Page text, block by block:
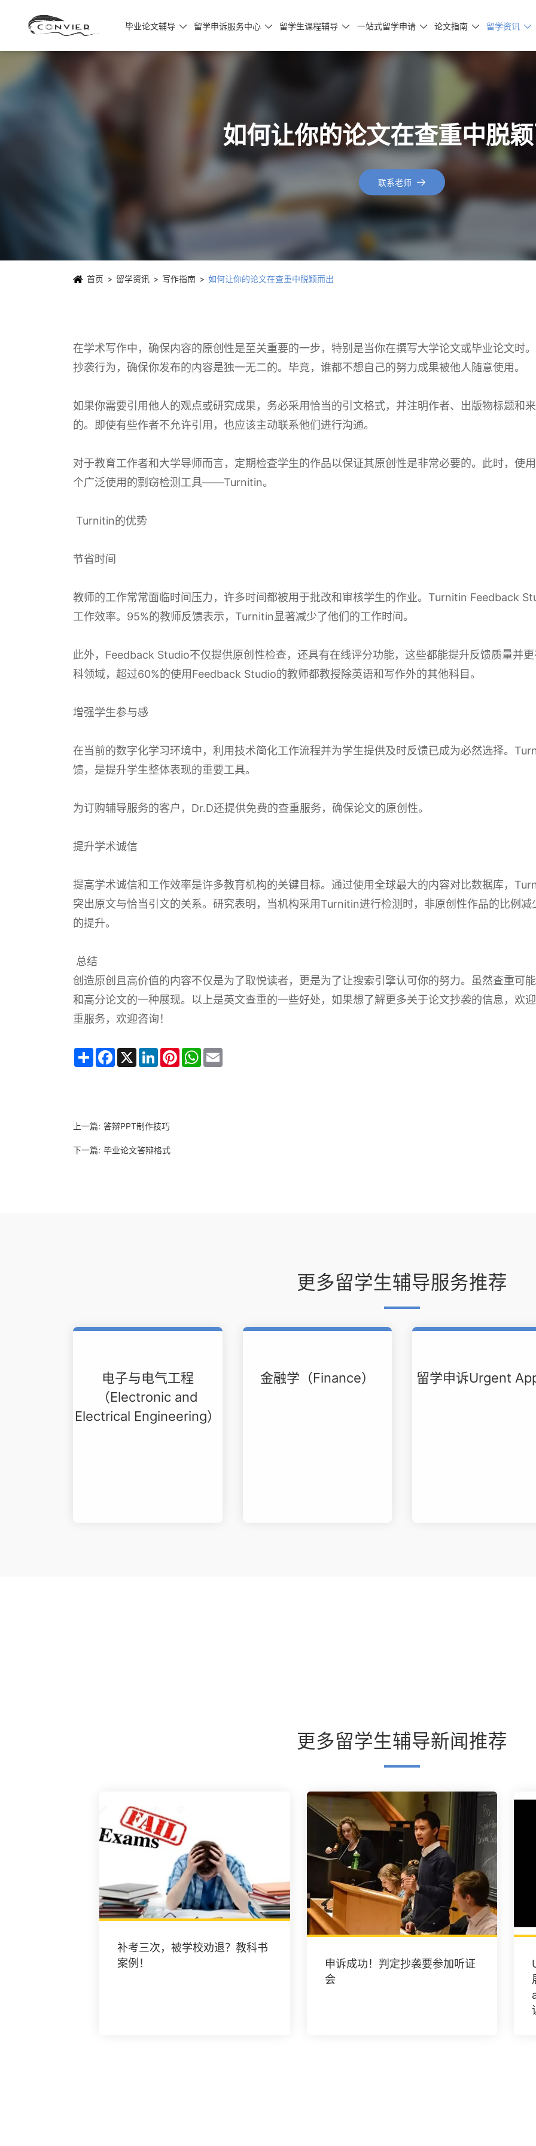
毕业论文辅导  留学申诉服务中心  留学生课程辅导  一站式留学申请  论文指南  留学资讯 
如何让你的论文在查重中脱
联系老师 
首页 留学资讯 写作指南 如何让你的论文在查重中脱颖而出
在学术写作中，确保内容的原创性是至关重要的一步，特别是当你在撰写大学论文或毕业论文时
抄袭行为，确保你发布的内容是独一无二的。毕竟，谁都不想自己的努力成果被他人随意使用。
如果你需要引用他人的观点或研究成果，务必采用恰当的引文格式，并注明作者、出版物标题和
的。即使有些作者不允许引用，也应该主动联系他们进行沟通。
对于教育工作者和大学导师而言，定期检查学生的作品以保证其原创性是非常必要的。此时，使
个广泛使用的剽窃检测工具——Turnitin。
Turnitin的优势
节省时间
教师的工作常常面临时间压力，许多时间都被用于批改和审核学生的作业。Turnitin Feedback
工作效率。95%的教师反馈表示，Turnitin显著减少了他们的工作时间。
此外，Feedback Studio不仅提供原创性检查，还具有在线评分功能，这些都能提升反馈质量并
科领域，超过60%的使用Feedback Studio的教师都教授除英语和写作外的其他科目。
增强学生参与感
在当前的数字化学习环境中，利用技术简化工作流程并为学生提供及时反馈已成为必然选择。
馈，是提升学生整体表现的重要工具。
为订购辅导服务的客户，Dr.D还提供免费的查重服务，确保论文的原创性。
提升学术诚信
提高学术诚信和工作效率是许多教育机构的关键目标。通过使用全球最大的内容对比数据库，
突出原文与恰当引文的关系。研究表明，当机构采用Turnitin进行检测时，非原创性作品的比例
的提升。
总结
创造原创且高价值的内容不仅是为了取悦读者，更是为了让搜索引擎认可你的努力。虽然查重可
和高分论文的一种展现。以上是英文查重的一些好处，如果想了解更多关于论文抄袭的信息，欢
重服务，欢迎咨询！
Share Facebook
X LinkedInPinterestWhatsApp
上一篇: 答辩PPT制作技巧
下一篇: 毕业论文答辩格式
更多留学生辅导服务推荐
电子与电气工程
（Electronic and
Electrical Engineering）
金融学（Finance） 留学申诉Urgent
更多留学生辅导新闻推荐
补考三次，被学校劝退？教科书
案例！
申诉成功！判定抄袭要参加听证
会